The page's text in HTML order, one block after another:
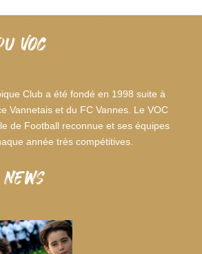
VOC
Club a été fondé en 1998 suite à
Vannetais et du FC Vannes. Le VOC
de Football reconnue et ses équipes
année très compétitives.